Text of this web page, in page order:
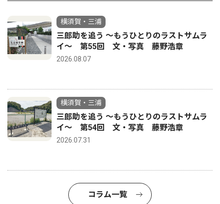
横須賀・三浦
三郎助を追う 〜もうひとりのラストサムラ
イ〜 第55回 文・写真 藤野浩章
2026.08.07
横須賀・三浦
三郎助を追う 〜もうひとりのラストサムラ
イ〜 第54回 文・写真 藤野浩章
2026.07.31
コラム一覧